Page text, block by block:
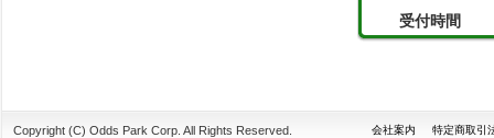
受付時間
Copyright (C) Odds Park Corp. All Rights Reserved. 会社案内 特定商取引